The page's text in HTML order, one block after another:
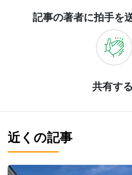
記事の著者に拍手を
共有す
近くの記事